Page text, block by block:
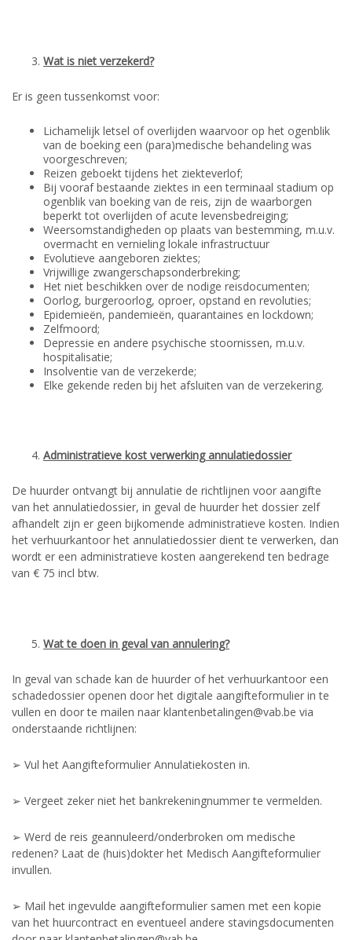
Wat is niet verzekerd?
Er is geen tussenkomst voor:
Lichamelijk letsel of overlijden waarvoor op het ogenblik
van de boeking een (para)medische behandeling was
voorgeschreven;
Reizen geboekt tijdens het ziekteverlof;
Bij vooraf bestaande ziektes in een terminaal stadium op
ogenblik van boeking van de reis, zijn de waarborgen
beperkt tot overlijden of acute levensbedreiging;
Weersomstandigheden op plaats van bestemming, m.u.v.
overmacht en vernieling lokale infrastructuur
Evolutieve aangeboren ziektes;
Vrijwillige zwangerschapsonderbreking;
Het niet beschikken over de nodige reisdocumenten;
Oorlog, burgeroorlog, oproer, opstand en revoluties;
Epidemieën, pandemieën, quarantaines en lockdown;
Zelfmoord;
Depressie en andere psychische stoornissen, m.u.v.
hospitalisatie;
Insolventie van de verzekerde;
Elke gekende reden bij het afsluiten van de verzekering.
Administratieve kost verwerking annulatiedossier
De huurder ontvangt bij annulatie de richtlijnen voor aangifte
van het annulatiedossier, in geval de huurder het dossier zelf
afhandelt zijn er geen bijkomende administratieve kosten. Indien
het verhuurkantoor het annulatiedossier dient te verwerken, dan
wordt er een administratieve kosten aangerekend ten bedrage
van € 75 incl btw.
Wat te doen in geval van annulering?
In geval van schade kan de huurder of het verhuurkantoor een
schadedossier openen door het digitale aangifteformulier in te
vullen en door te mailen naar klantenbetalingen@vab.be via
onderstaande richtlijnen:
➢ Vul het Aangifteformulier Annulatiekosten in.
➢ Vergeet zeker niet het bankrekeningnummer te vermelden.
➢ Werd de reis geannuleerd/onderbroken om medische
redenen? Laat de (huis)dokter het Medisch Aangifteformulier
invullen.
➢ Mail het ingevulde aangifteformulier samen met een kopie
van het huurcontract en eventueel andere stavingsdocumenten